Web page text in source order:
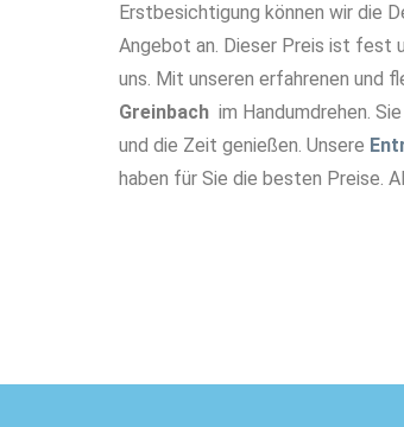
Erstbesichtigung können wir die
Angebot an. Dieser Preis ist fest
uns. Mit unseren erfahrenen und
Greinbach im Handumdrehen.
und die Zeit genießen. Unsere
haben für Sie die besten Preise.